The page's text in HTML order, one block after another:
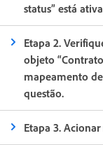
status” está
Etapa 2.
objeto
mapeamento
questão.
Etapa 3.